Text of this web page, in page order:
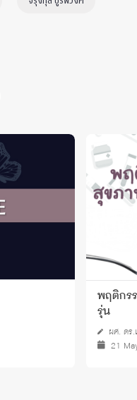
พฤติกร
รุ่น
ผศ. ดร
21